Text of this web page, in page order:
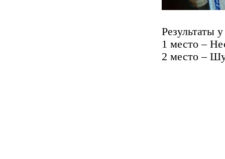
Результаты
1 место –
2 место –